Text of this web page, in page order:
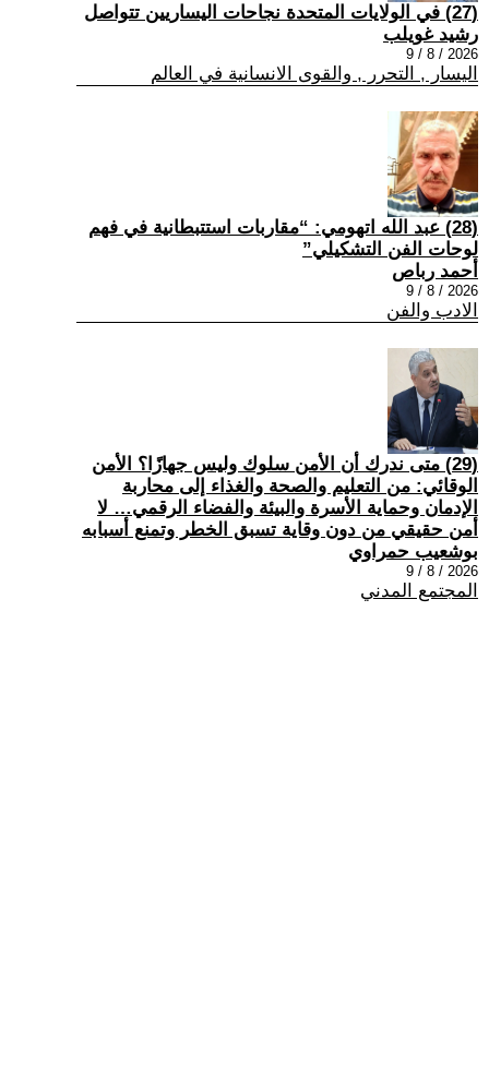
(27) في الولايات المتحدة نجاحات اليساريين تتواصل
رشيد غويلب
2026 / 8 / 9
اليسار , التحرر , والقوى الانسانية في العالم
(28) عبد الله اتهومي: “مقاربات استتبطانية في فهم
لوحات الفن التشكيلي”
أحمد رباص
2026 / 8 / 9
الادب والفن
(29) متى ندرك أن الأمن سلوك وليس جهازًا؟ الأمن
الوقائي: من التعليم والصحة والغذاء إلى محاربة
الإدمان وحماية الأسرة والبيئة والفضاء الرقمي… لا
أمن حقيقي من دون وقاية تسبق الخطر وتمنع أسبابه
بوشعيب حمراوي
2026 / 8 / 9
المجتمع المدني